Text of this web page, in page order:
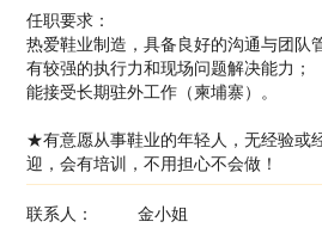
任职要求：
热爱鞋业制造，具备良好的沟通与团队
有较强的执行力和现场问题解决能力；
能接受长期驻外工作（柬埔寨）。
★有意愿从事鞋业的年轻人，无经验或
迎，会有培训，不用担心不会做！
联系人：
金小姐